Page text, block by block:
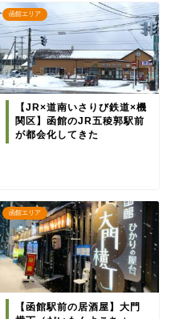
函館エリア
【JR×道南いさりび鉄道×機
関区】函館のJR五稜郭駅前
が都会化してきた
函館エリア
【函館駅前の居酒屋】大門